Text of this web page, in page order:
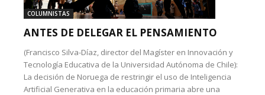
COLUMNISTAS
ANTES DE DELEGAR EL PENSAMIENTO
(Francisco Silva-Díaz, director del Magíster en Innovación y
Tecnología Educativa de la Universidad Autónoma de Chile):
La decisión de Noruega de restringir el uso de Inteligencia
Artificial Generativa en la educación primaria abre una